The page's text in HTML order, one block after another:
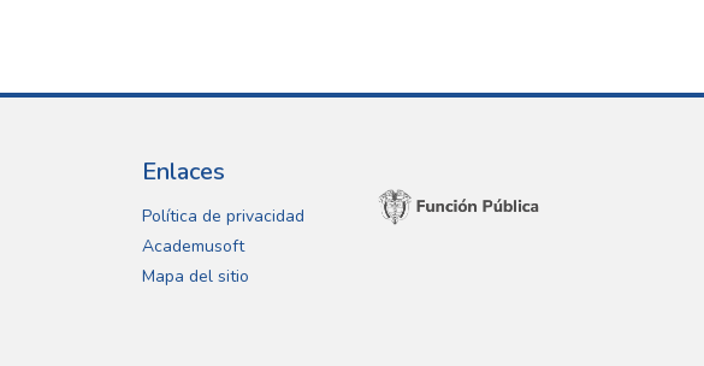
Enlaces
Política de privacidad
Academusoft
Mapa del sitio